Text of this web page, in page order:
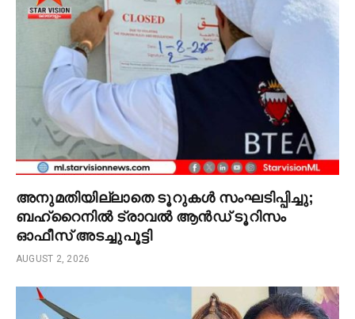
അനുമതിയില്ലാതെ ടൂറുകൾ സംഘടിപ്പിച്ചു;
ബഹ്റൈനിൽ ട്രാവൽ ആൻഡ് ടൂറിസം
ഓഫീസ് അടച്ചുപൂട്ടി
AUGUST 2, 2026